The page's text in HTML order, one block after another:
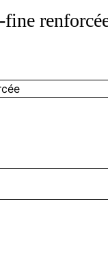
- La protection
fine